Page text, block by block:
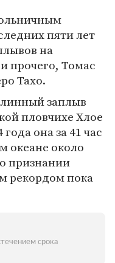
пяти лет
на
прочего, Томас
Тахо.
заплыв
пловчихе Хлое
она за 41 час
океане около
признании
рекордом пока
срока